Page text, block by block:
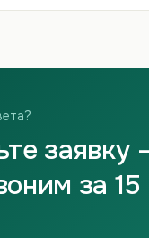
заявку
за 15